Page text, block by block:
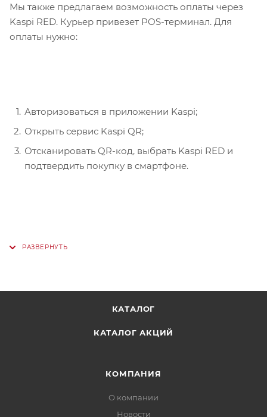
Мы также предлагаем возможность оплаты через
Kaspi RED. Курьер привезет POS-терминал. Для
оплаты нужно:
Авторизоваться в приложении Kaspi;
Открыть сервис Kaspi QR;
Отсканировать QR-код, выбрать Kaspi RED и
подтвердить покупку в смартфоне.
КАТАЛОГ
КАТАЛОГ АКЦИЙ
КОМПАНИЯ
О компании
Новости